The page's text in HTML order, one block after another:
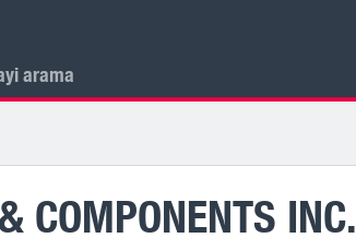
arama
COMPONENTS INC.